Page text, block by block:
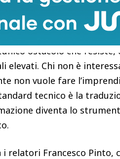
Chi dichiara di
contrattuali — percepiti
come supporto e
ostacolo che
elevati. Chi non è
non vuole fare
tecnico è la
diventa lo
relatori Francesco Pinto,